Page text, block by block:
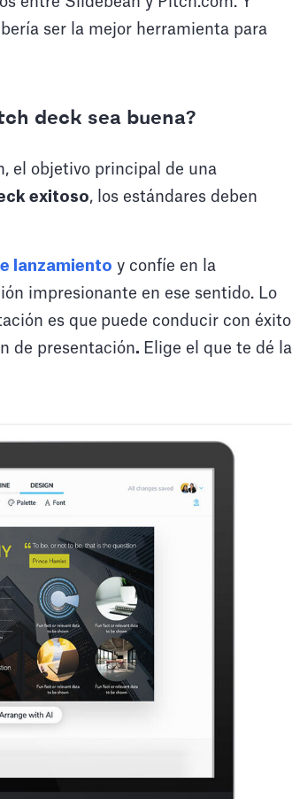
ser la mejor herramienta para
deck sea buena?
el objetivo principal de una
exitoso, los estándares deben
lanzamiento y confíe en la
impresionante en ese sentido. Lo
es que puede conducir con éxito
de presentación. Elige el que te dé la